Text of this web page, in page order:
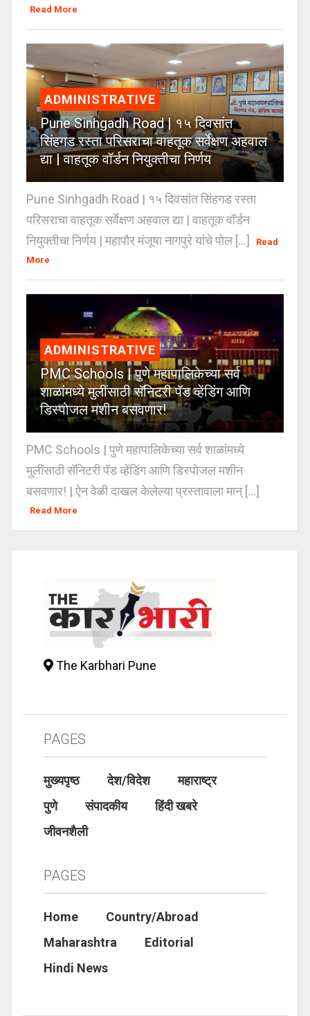
Read More
ADMINISTRATIVE
Pune Sinhgadh Road | १५ दिवसांत
सिंहगड रस्ता परिसराचा वाहतूक सर्वेक्षण अहवाल
द्या | वाहतूक वॉर्डन नियुक्तीचा निर्णय
Pune Sinhgadh Road | १५ दिवसांत सिंहगड रस्ता
परिसराचा वाहतूक सर्वेक्षण अहवाल द्या | वाहतूक वॉर्डन
नियुक्तीचा निर्णय | महापौर मंजूषा नागपुरे यांचे पोल [...]
Read
More
ADMINISTRATIVE
PMC Schools | पुणे महापालिकेच्या सर्व
शाळांमध्ये मुलींसाठी सॅनिटरी पॅड व्हेंडिंग आणि
डिस्पोजल मशीन बसवणार!
PMC Schools | पुणे महापालिकेच्या सर्व शाळांमध्ये
मुलींसाठी सॅनिटरी पॅड व्हेंडिंग आणि डिस्पोजल मशीन
बसवणार! | ऐन वेळी दाखल केलेल्या प्रस्तावाला मान् [...]
Read More
The Karbhari Pune
PAGES
मुख्यपृष्ठ देश/विदेश
महाराष्ट्र
पुणे
संपादकीय
हिंदी खबरे
जीवनशैली
PAGES
Home
Country/Abroad
Maharashtra
Editorial
Hindi News